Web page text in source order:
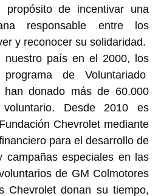
propósito de incentivar una
responsable entre los
y reconocer su solidaridad.
país en el 2000, los
de Voluntariado
han donado más de 60.000
Desde 2010 es
Chevrolet mediante
para el desarrollo de
campañas especiales en las
de GM Colmotores
Chevrolet donan su tiempo,